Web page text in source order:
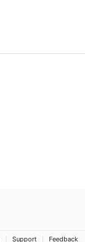
Support Feedback